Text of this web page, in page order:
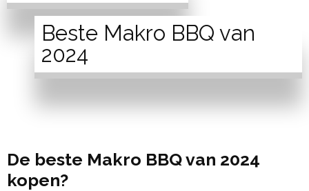
Beste Makro BBQ van
2024
De beste Makro BBQ van 2024
kopen?